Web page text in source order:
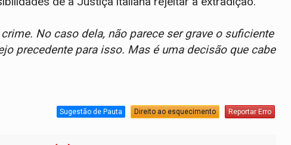
No caso dela, não parece ser grave o suficiente
precedente para isso. Mas é uma decisão que cabe
Sugestão de Pauta Direito ao esquecimento Reportar Erro